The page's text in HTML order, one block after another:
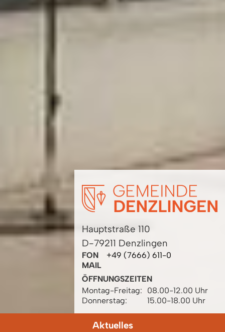
Hauptstraße 110
D-79211 Denzlingen
FON
+49 (7666) 611-0
MAIL
ÖFFNUNGSZEITEN
Montag-Freitag:
08.00-12.00 Uhr
Donnerstag:
15.00-18.00 Uhr
Aktuelles